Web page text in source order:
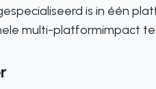
is in één
multi-platformimpact